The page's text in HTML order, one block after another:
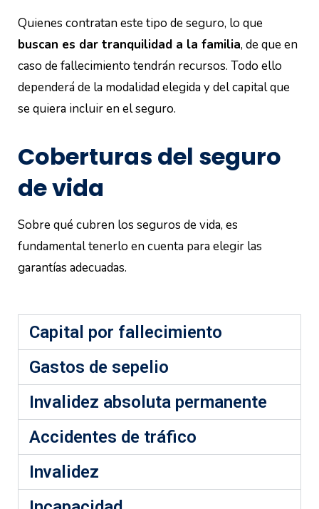
Quienes contratan este tipo de seguro, lo que
buscan es dar tranquilidad a la familia, de que en
caso de fallecimiento tendrán recursos. Todo ello
dependerá de la modalidad elegida y del capital que
se quiera incluir en el seguro.
Coberturas del seguro
de vida
Sobre qué cubren los seguros de vida, es
fundamental tenerlo en cuenta para elegir las
garantías adecuadas.
Capital por fallecimiento
Gastos de sepelio
Invalidez absoluta permanente
Accidentes de tráfico
Invalidez